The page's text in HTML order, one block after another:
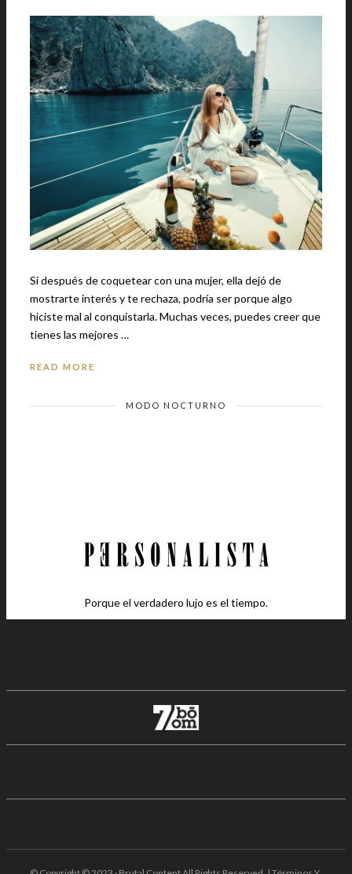
Si después de coquetear con una mujer, ella dejó de
mostrarte interés y te rechaza, podría ser porque algo
hiciste mal al conquistarla. Muchas veces, puedes creer que
tienes las mejores …
READ MORE
MODO NOCTURNO
Porque el verdadero lujo es el tiempo.